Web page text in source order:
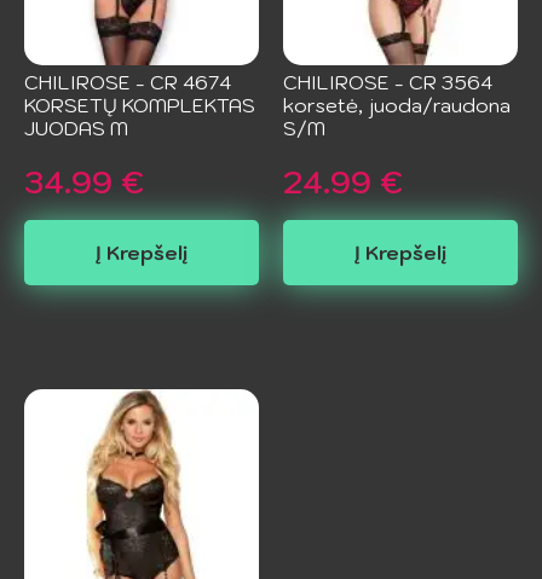
CHILIROSE - CR 4674
KORSETŲ KOMPLEKTAS
JUODAS M
34.99 €
Į Krepšelį
CHILIROSE - CR 3564
korsetė, juoda/raudona
S/M
24.99 €
Į Krepšelį